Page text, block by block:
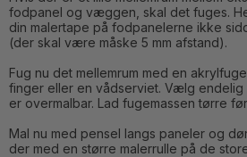
fodpanel og væggen, skal det fuges.
din malertape på fodpanelerne ikke
(der skal være måske 5 mm afstand).
Fug nu det mellemrum med en
finger eller en vådserviet. Vælg
er overmalbar. Lad fugemassen tørre
Mal nu med pensel langs paneler og
der med en større malerrulle på de